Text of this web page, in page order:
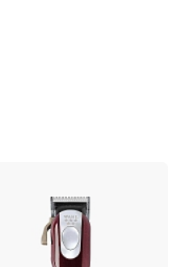
популярности в 1919
восхождение на